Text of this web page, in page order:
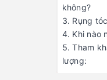
không?
Rụng
Khi nào
Tham
lượng: